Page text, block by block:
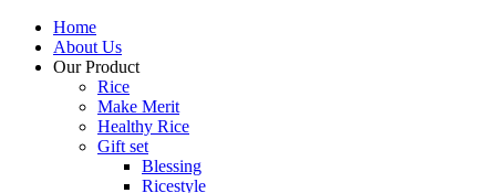
Home
About Us
Our Product
Rice
Make Merit
Healthy Rice
Gift set
Blessing
Ricestyle